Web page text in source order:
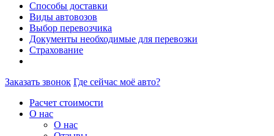
Способы доставки
Виды автовозов
Выбор перевозчика
Документы необходимые для перевозки
Страхование
Заказать звонок Где сейчас моё авто?
Расчет стоимости
О нас
О нас